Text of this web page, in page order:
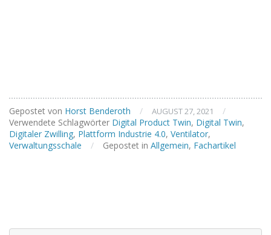
Gepostet von Horst Benderoth / AUGUST 27, 2021
/
Verwendete Schlagwörter Digital Product Twin, Digital Twin,
Digitaler Zwilling, Plattform Industrie 4.0, Ventilator,
Verwaltungsschale
/ Gepostet in Allgemein, Fachartikel